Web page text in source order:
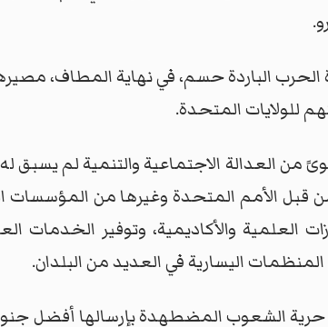
الباردة حسم، في نهاية المطاف،
للولايات المتحدة.
من العدالة الاجتماعية والتنمية لم يسبق
قبل الأمم المتحدة وغيرها من المؤسسات
العلمية والأكاديمية، وتوفير
اليسارية في العديد من البلدان.
حرية الشعوب المضطهدة بإرسالها أفضل